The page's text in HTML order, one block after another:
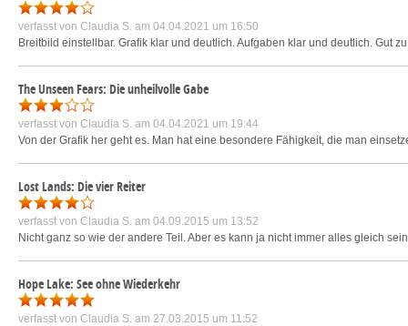
verfasst von Claudia S. am 04.04.2021 um 16:50
Breitbild einstellbar. Grafik klar und deutlich. Aufgaben klar und deutlich. Gut
The Unseen Fears: Die unheilvolle Gabe
verfasst von Claudia S. am 04.04.2021 um 19:44
Von der Grafik her geht es. Man hat eine besondere Fähigkeit, die man
Lost Lands: Die vier Reiter
verfasst von Claudia S. am 04.09.2015 um 13:52
Nicht ganz so wie der andere Teil. Aber es kann ja nicht immer alles gleich
Hope Lake: See ohne Wiederkehr
verfasst von Claudia S. am 27.03.2015 um 11:52